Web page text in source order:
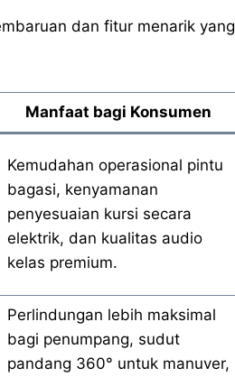
dan fitur menarik yang
Manfaat bagi Konsumen
Kemudahan operasional pintu
bagasi, kenyamanan
penyesuaian kursi secara
elektrik, dan kualitas audio
kelas premium.
Perlindungan lebih maksimal
bagi penumpang, sudut
pandang 360° untuk manuver,